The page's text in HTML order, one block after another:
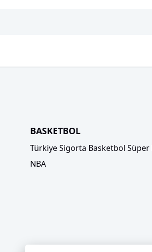
BASKETBOL
Türkiye Sigorta Basketbol Süper
NBA